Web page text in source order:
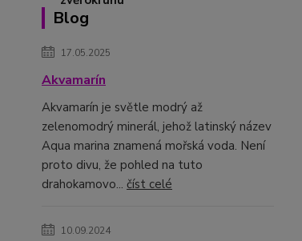
Blog
17.05.2025
Akvamarín
Akvamarín je světle modrý až
zelenomodrý minerál, jehož latinský název
Aqua marina znamená mořská voda. Není
proto divu, že pohled na tuto
drahokamovo... číst celé
10.09.2024